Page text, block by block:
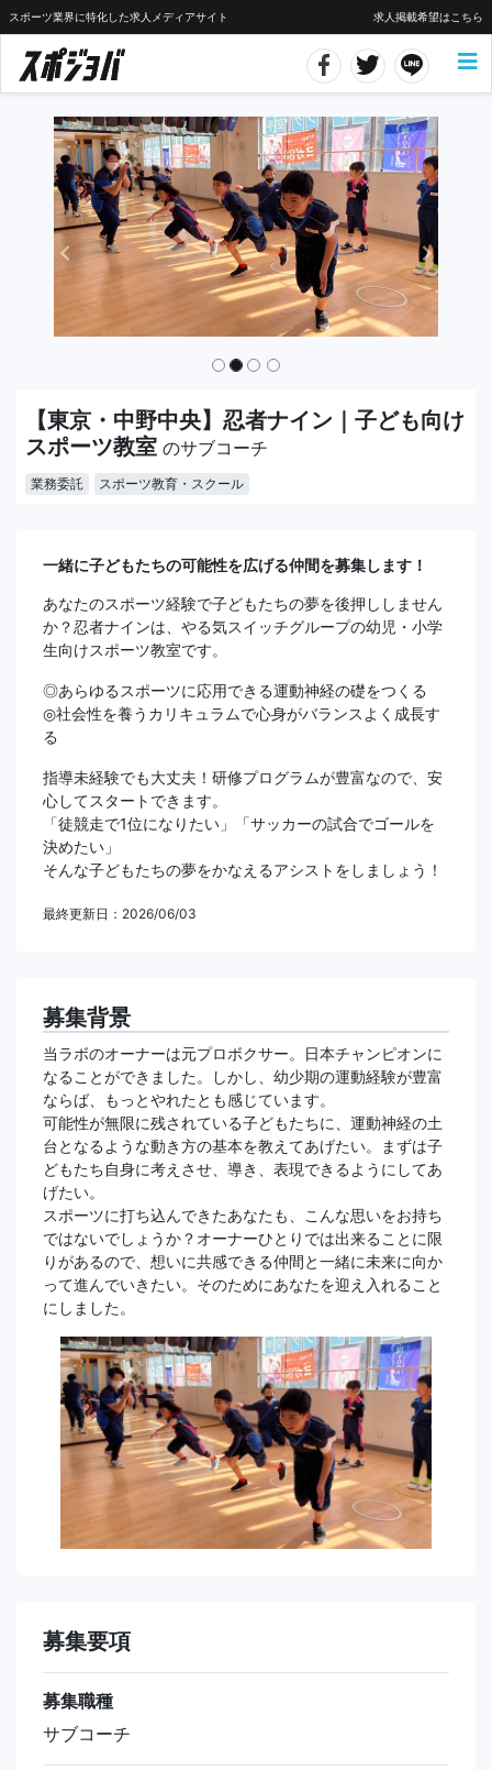
スポーツ業界に特化した求人メディアサイト 求人掲載希望はこちら
【東京・中野中央】忍者ナイン｜子ども向け
スポーツ教室 のサブコーチ
業務委託 スポーツ教育・スクール
一緒に子どもたちの可能性を広げる仲間を募集します！
あなたのスポーツ経験で子どもたちの夢を後押ししません
か？忍者ナインは、やる気スイッチグループの幼児・小学
生向けスポーツ教室です。
◎あらゆるスポーツに応用できる運動神経の礎をつくる
◎社会性を養うカリキュラムで心身がバランスよく成長す
る
指導未経験でも大丈夫！研修プログラムが豊富なので、安
心してスタートできます。
「徒競走で1位になりたい」「サッカーの試合でゴールを
決めたい」
そんな子どもたちの夢をかなえるアシストをしましょう！
最終更新日：2026/06/03
募集背景
当ラボのオーナーは元プロボクサー。日本チャンピオンに
なることができました。しかし、幼少期の運動経験が豊富
ならば、もっとやれたとも感じています。
可能性が無限に残されている子どもたちに、運動神経の土
台となるような動き方の基本を教えてあげたい。まずは子
どもたち自身に考えさせ、導き、表現できるようにしてあ
げたい。
スポーツに打ち込んできたあなたも、こんな思いをお持ち
ではないでしょうか？オーナーひとりでは出来ることに限
りがあるので、想いに共感できる仲間と一緒に未来に向か
って進んでいきたい。そのためにあなたを迎え入れること
にしました。
募集要項
募集職種
サブコーチ